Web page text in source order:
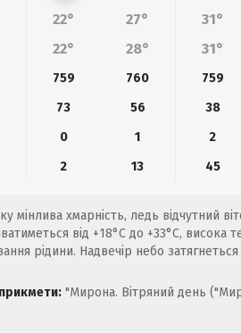
22° 27° 31°
22° 28° 31°
759 760 759
73 56 38
0 1 2
2 13 45
мінлива хмарність, ледь відчутний
від +18°C до +33°C, висока
рідини. Надвечір небо
"Мирона. Вітряний день